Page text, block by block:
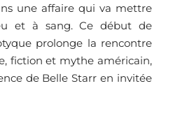
une affaire qui va mettre
et à sang. Ce début de
prolonge la rencontre
fiction et mythe américain,
de Belle Starr en invitée